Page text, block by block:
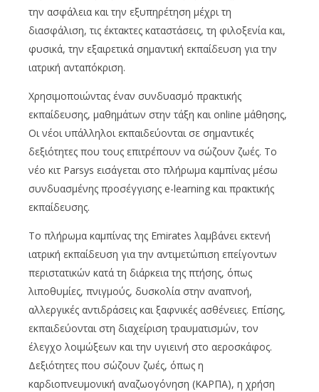
την ασφάλεια και την εξυπηρέτηση μέχρι τη
διασφάλιση, τις έκτακτες καταστάσεις, τη φιλοξενία και,
φυσικά, την εξαιρετικά σημαντική εκπαίδευση για την
ιατρική ανταπόκριση.
Χρησιμοποιώντας έναν συνδυασμό πρακτικής
εκπαίδευσης, μαθημάτων στην τάξη και online μάθησης,
Οι νέοι υπάλληλοι εκπαιδεύονται σε σημαντικές
δεξιότητες που τους επιτρέπουν να σώζουν ζωές. Το
νέο κιτ Parsys εισάγεται στο πλήρωμα καμπίνας μέσω
συνδυασμένης προσέγγισης e-learning και πρακτικής
εκπαίδευσης.
Το πλήρωμα καμπίνας της Emirates λαμβάνει εκτενή
ιατρική εκπαίδευση για την αντιμετώπιση επείγοντων
περιστατικών κατά τη διάρκεια της πτήσης, όπως
λιποθυμίες, πνιγμούς, δυσκολία στην αναπνοή,
αλλεργικές αντιδράσεις και ξαφνικές ασθένειες. Επίσης,
εκπαιδεύονται στη διαχείριση τραυματισμών, τον
έλεγχο λοιμώξεων και την υγιεινή στο αεροσκάφος.
Δεξιότητες που σώζουν ζωές, όπως η
καρδιοπνευμονική αναζωογόνηση (ΚΑΡΠΑ), η χρήση